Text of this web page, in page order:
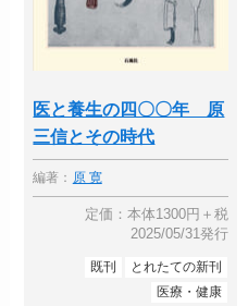
医と養生の四〇〇年 原
三信とその時代
編著： 原 寛
定価：本体1300円＋税
2025/05/31発行
既刊
とれたての新刊
医療・健康